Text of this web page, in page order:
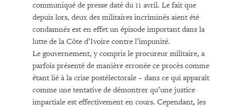
communiqué de presse daté du 11 avril. Le fait que
depuis lors, deux des militaires incriminés aient été
condamnés est en effet un épisode important dans la
lutte de la Côte d’Ivoire contre l’impunité.
Le gouvernement, y compris le procureur militaire, a
parfois présenté de manière erronée ce procès comme
étant lié à la crise postélectorale – dans ce qui apparaît
comme une tentative de démontrer qu’une justice
impartiale est effectivement en cours. Cependant, les